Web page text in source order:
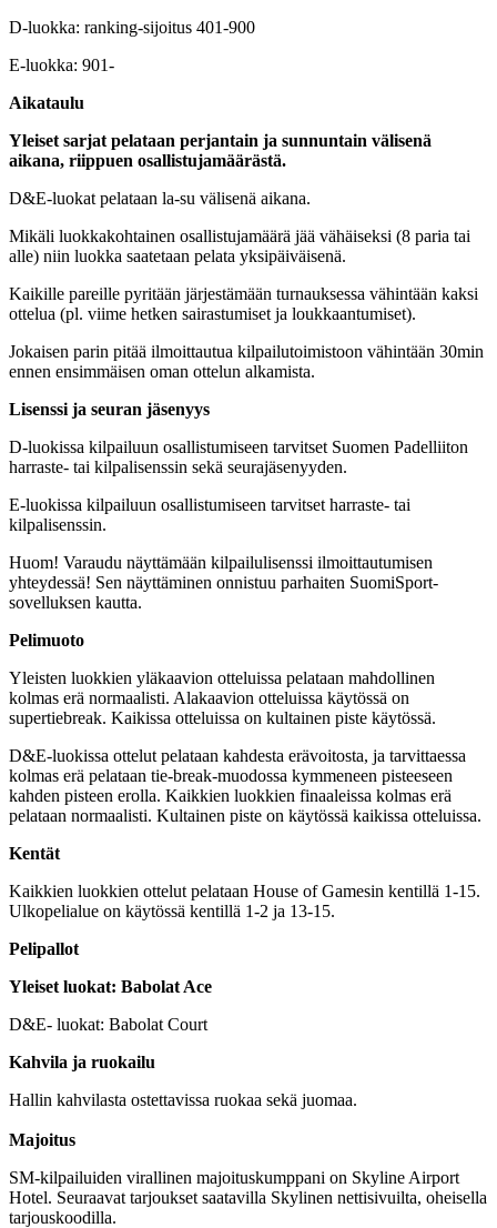
D-luokka: ranking-sijoitus 401-900
E-luokka: 901-
Aikataulu
Yleiset sarjat pelataan perjantain ja sunnuntain välisenä
aikana, riippuen osallistujamäärästä.
D&E-luokat pelataan la-su välisenä aikana.
Mikäli luokkakohtainen osallistujamäärä jää vähäiseksi (8 paria tai
alle) niin luokka saatetaan pelata yksipäiväisenä.
Kaikille pareille pyritään järjestämään turnauksessa vähintään kaksi
ottelua (pl. viime hetken sairastumiset ja loukkaantumiset).
Jokaisen parin pitää ilmoittautua kilpailutoimistoon vähintään 30min
ennen ensimmäisen oman ottelun alkamista.
Lisenssi ja seuran jäsenyys
D-luokissa kilpailuun osallistumiseen tarvitset Suomen Padelliiton
harraste- tai kilpalisenssin sekä seurajäsenyyden.
E-luokissa kilpailuun osallistumiseen tarvitset harraste- tai
kilpalisenssin.
Huom! Varaudu näyttämään kilpailulisenssi ilmoittautumisen
yhteydessä! Sen näyttäminen onnistuu parhaiten SuomiSport-
sovelluksen kautta.
Pelimuoto
Yleisten luokkien yläkaavion otteluissa pelataan mahdollinen
kolmas erä normaalisti. Alakaavion otteluissa käytössä on
supertiebreak. Kaikissa otteluissa on kultainen piste käytössä.
D&E-luokissa ottelut pelataan kahdesta erävoitosta, ja tarvittaessa
kolmas erä pelataan tie-break-muodossa kymmeneen pisteeseen
kahden pisteen erolla. Kaikkien luokkien finaaleissa kolmas erä
pelataan normaalisti. Kultainen piste on käytössä kaikissa otteluissa.
Kentät
Kaikkien luokkien ottelut pelataan House of Gamesin kentillä 1-15.
Ulkopelialue on käytössä kentillä 1-2 ja 13-15.
Pelipallot
Yleiset luokat: Babolat Ace
D&E- luokat: Babolat Court
Kahvila ja ruokailu
Hallin kahvilasta ostettavissa ruokaa sekä juomaa.
Majoitus
SM-kilpailuiden virallinen majoituskumppani on Skyline Airport
Hotel. Seuraavat tarjoukset saatavilla Skylinen nettisivuilta, oheisella
tarjouskoodilla.